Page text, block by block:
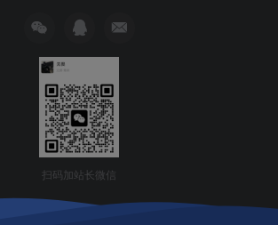
扫码加站长微信